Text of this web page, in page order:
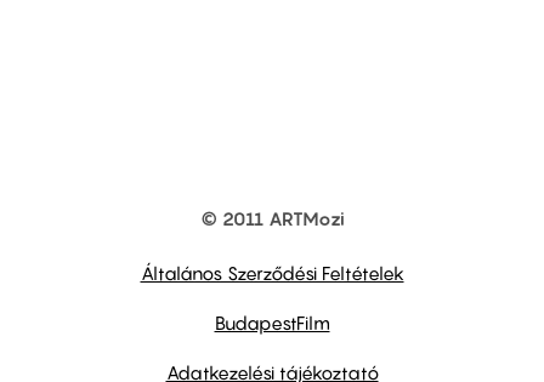
© 2011 ARTMozi
Általános Szerződési Feltételek
BudapestFilm
Adatkezelési tájékoztató